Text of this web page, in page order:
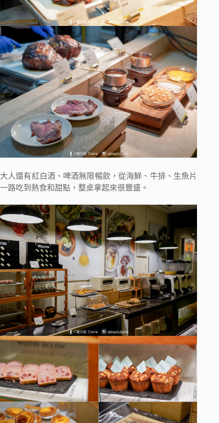
大人還有紅白酒、啤酒無限暢飲，從海鮮、牛排、生魚片
一路吃到熱食和甜點，整桌拿起來很豐盛。